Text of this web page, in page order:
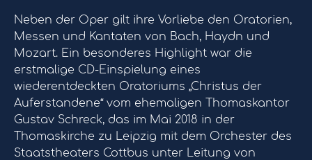
Neben der Oper gilt ihre Vorliebe den Oratorien,
Messen und Kantaten von Bach, Haydn und
Mozart. Ein besonderes Highlight war die
erstmalige CD-Einspielung eines
wiederentdeckten Oratoriums „Christus der
Auferstandene“ vom ehemaligen Thomaskantor
Gustav Schreck, das im Mai 2018 in der
Thomaskirche zu Leipzig mit dem Orchester des
Staatstheaters Cottbus unter Leitung von